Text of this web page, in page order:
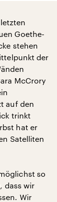
Goethe-
stehen
der
McCrory
auf den
trinkt
hat er
Satelliten
so
dass wir
Wir